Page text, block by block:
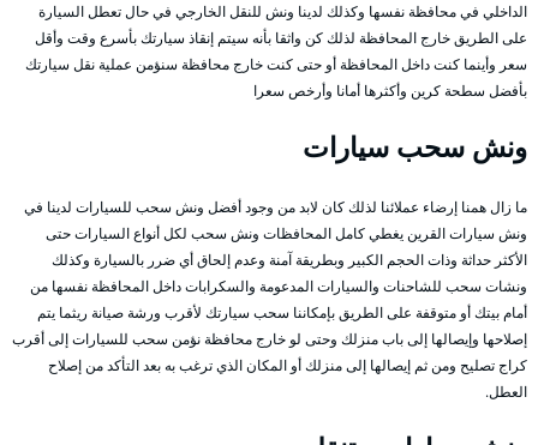
الداخلي في محافظة نفسها وكذلك لدينا ونش للنقل الخارجي في حال تعطل السيارة
على الطريق خارج المحافظة لذلك كن واثقا بأنه سيتم إنقاذ سيارتك بأسرع وقت وأقل
سعر وأينما كنت داخل المحافظة أو حتى كنت خارج محافظة سنؤمن عملية نقل سيارتك
بأفضل سطحة كرين وأكثرها أمانا وأرخص سعرا
ونش سحب سيارات
ما زال همنا إرضاء عملائنا لذلك كان لابد من وجود أفضل ونش سحب للسيارات لدينا في
ونش سيارات القرين يغطي كامل المحافظات ونش سحب لكل أنواع السيارات حتى
الأكثر حداثة وذات الحجم الكبير وبطريقة آمنة وعدم إلحاق أي ضرر بالسيارة وكذلك
ونشات سحب للشاحنات والسيارات المدعومة والسكرابات داخل المحافظة نفسها من
أمام بيتك أو متوقفة على الطريق بإمكاننا سحب سيارتك لأقرب ورشة صيانة ريثما يتم
إصلاحها وإيصالها إلى باب منزلك وحتى لو خارج محافظة نؤمن سحب للسيارات إلى أقرب
كراج تصليح ومن ثم إيصالها إلى منزلك أو المكان الذي ترغب به بعد التأكد من إصلاح
العطل.